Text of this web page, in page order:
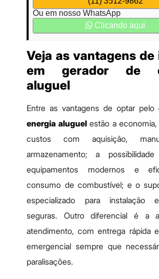
Ou em nosso WhatsApp
Clicando aqui
Veja as vantagens
em gerador de
aluguel
Entre as vantagens de optar pelo
energia aluguelestão a economia,
custos com aquisição,
armazenamento; a
equipamentos modernos e
consumo de combustível; e o
especializado para instalação
seguras. Outro diferencial é a
atendimento, com entrega rápida
emergencial sempre que
paralisações.